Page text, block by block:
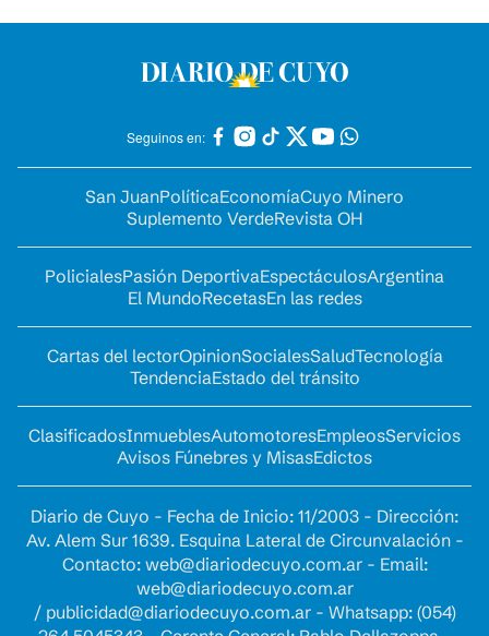
Seguinos en:
San JuanPolíticaEconomíaCuyo Minero
Suplemento VerdeRevista OH
PolicialesPasión DeportivaEspectáculosArgentina
El MundoRecetasEn las redes
Cartas del lectorOpinionSocialesSaludTecnología
TendenciaEstado del tránsito
ClasificadosInmueblesAutomotoresEmpleosServicios
Avisos Fúnebres y MisasEdictos
Diario de Cuyo - Fecha de Inicio: 11/2003 - Dirección:
Av. Alem Sur 1639. Esquina Lateral de Circunvalación -
Contacto: web@diariodecuyo.com.ar- Email:
web@diariodecuyo.com.ar
/ publicidad@diariodecuyo.com.ar- Whatsapp: (054)